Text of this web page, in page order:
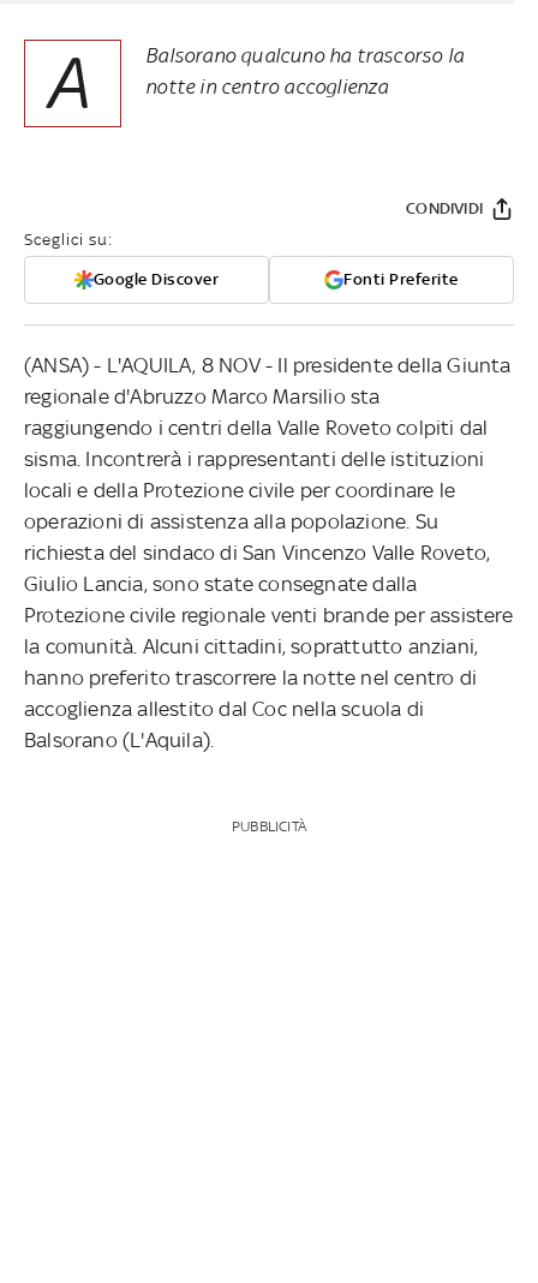
A
Balsorano qualcuno ha trascorso la
notte in centro accoglienza
Sceglici su:
Google Discover Fonti Preferite
CONDIVIDI
(ANSA) - L'AQUILA, 8 NOV - Il presidente della Giunta
regionale d'Abruzzo Marco Marsilio sta
raggiungendo i centri della Valle Roveto colpiti dal
sisma. Incontrerà i rappresentanti delle istituzioni
locali e della Protezione civile per coordinare le
operazioni di assistenza alla popolazione. Su
richiesta del sindaco di San Vincenzo Valle Roveto,
Giulio Lancia, sono state consegnate dalla
Protezione civile regionale venti brande per assistere
la comunità. Alcuni cittadini, soprattutto anziani,
hanno preferito trascorrere la notte nel centro di
accoglienza allestito dal Coc nella scuola di
Balsorano (L'Aquila).
PUBBLICITÀ